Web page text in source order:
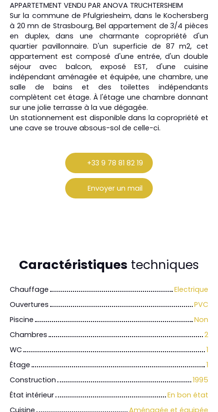
APPARTETMENT VENDU PAR ANOVA TRUCHTERSHEIM
Sur la commune de Pfulgriesheim, dans le Kochersberg
à 20 mn de Strasbourg, Bel appartement de 3/4 pièces
en duplex, dans une charmante copropriété d'un
quartier pavillonnaire. D'un superficie de 87 m2, cet
appartement est composé d'une entrée, d'un double
séjour avec balcon, exposé EST, d'une cuisine
indépendant aménagée et équipée, une chambre, une
salle de bains et des toilettes indépendants
complètent cet étage. À l'étage une chambre donnant
sur une jolie terrasse à la vue dégagée.
Un stationnement est disponible dans la copropriété et
une cave se trouve absous-sol de celle-ci.
+33 9 78 81 82 19
Envoyer un mail
Caractéristiques techniques
Chauffage
Electrique
Ouvertures
PVC
Piscine
Non
Chambres
2
WC
1
Étage
1
Construction
1995
État intérieur
En bon état